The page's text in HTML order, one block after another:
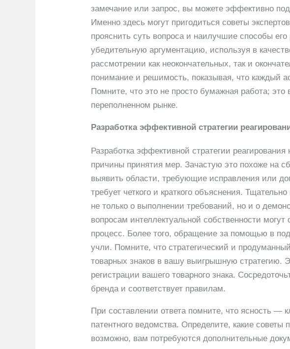
замечание или запрос, вы можете эффективно
Именно здесь могут пригодиться советы
прояснить суть вопроса и наилучшие способы
убедительную аргументацию, используя в
рассмотрении как неокончательных, так и
понимание и решимость, показывая, что каждый
Помните, что это не просто бумажная работа;
переполненном рынке.
Разработка эффективной стратегии
Разработка эффективной стратегии
причины принятия мер. Зачастую это похоже на
выявить области, требующие исправления или
требует четкого и краткого объяснения.
не только о выполнении требований, но и о
вопросам интеллектуальной собственности
процесс. Более того, обращение за помощью в
учли. Помните, что стратегический и
товарных знаков в вашу выигрышную стратегию.
регистрации вашего товарного знака.
бренда и соответствует правилам.
При составлении ответа помните, что ясность —
патентного ведомства. Определите, какие
возможно, вам потребуются дополнительные